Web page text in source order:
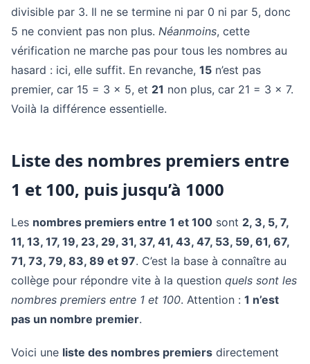
divisible par 3. Il ne se termine ni par 0 ni par 5, donc
5 ne convient pas non plus. Néanmoins, cette
vérification ne marche pas pour tous les nombres au
hasard : ici, elle suffit. En revanche, 15 n’est pas
premier, car 15 = 3 × 5, et 21 non plus, car 21 = 3 × 7.
Voilà la différence essentielle.
Liste des nombres premiers entre
1 et 100, puis jusqu’à 1000
Les nombres premiers entre 1 et 100 sont 2, 3, 5, 7,
11, 13, 17, 19, 23, 29, 31, 37, 41, 43, 47, 53, 59, 61, 67,
71, 73, 79, 83, 89 et 97. C’est la base à connaître au
collège pour répondre vite à la question quels sont les
nombres premiers entre 1 et 100. Attention : 1 n’est
pas un nombre premier.
Voici une liste des nombres premiers directement